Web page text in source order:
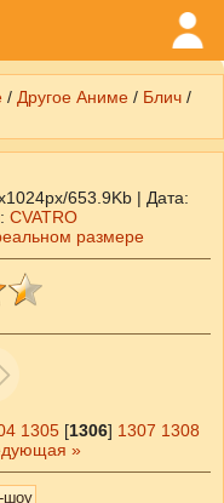
/ Другое Аниме / Блич /
653.9Kb | Дата:
: CVATRO
размере
1305[1306] 1307 1308
»